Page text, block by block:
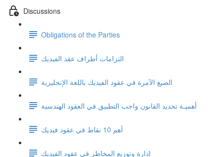
Discussions
Obligations of the Parties
التزامات أطراف عقد الفيديك
الصيغ الآمرة في عقود الفيديك باللغة الإنجليزية
أهميـة تحديد القانون واجب التطبيق في العقود الهندسية
أهم 10 نقاط في عقود فيديك
إدارة وتوزيع المخاطر في عقود الفيديك